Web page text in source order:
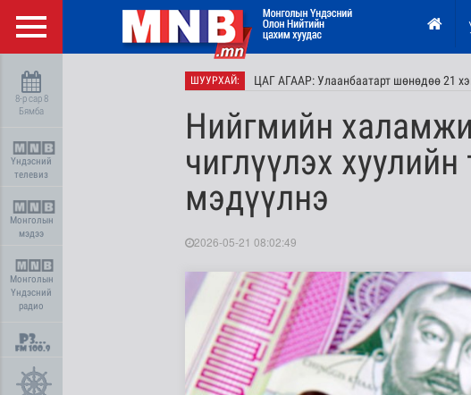
8-р сар 8
Бямба
Үндэсний
телевиз
Монголын
мэдээ
Монголын
Үндэсний
радио
ШУУРХАЙ: ЦАГ АГААР: Улаанбаатарт шөнөдөө 21
Нийгмийн
чиглүүлэх
мэдүүлнэ
2026-05-21 08:02:49